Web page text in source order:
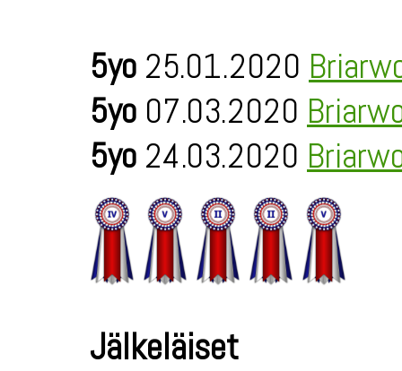
5yo 25.01.2020
5yo 07.03.2020
5yo 24.03.2020
Jälkeläiset